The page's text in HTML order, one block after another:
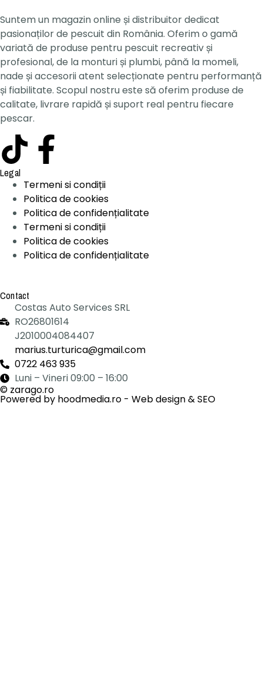
Suntem un magazin online și distribuitor dedicat
pasionaților de pescuit din România. Oferim o gamă
variată de produse pentru pescuit recreativ și
profesional, de la monturi și plumbi, până la momeli,
nade și accesorii atent selecționate pentru performanță
și fiabilitate. Scopul nostru este să oferim produse de
calitate, livrare rapidă și suport real pentru fiecare
pescar.
Legal
Termeni si condiții
Politica de cookies
Politica de confidențialitate
Termeni si condiții
Politica de cookies
Politica de confidențialitate
Contact
Costas Auto Services SRL
RO26801614
J2010004084407
marius.turturica@gmail.com
0722 463 935
Luni – Vineri 09:00 – 16:00
© zarago.ro
Powered by hoodmedia.ro - Web design & SEO